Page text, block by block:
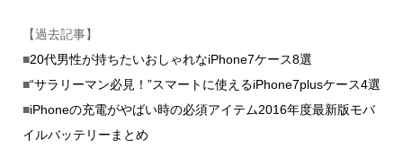
【過去記事】
■20代男性が持ちたいおしゃれなiPhone7ケース8選
■“サラリーマン必見！”スマートに使えるiPhone7plusケース4選
■iPhoneの充電がやばい時の必須アイテム2016年度最新版モバ
イルバッテリーまとめ